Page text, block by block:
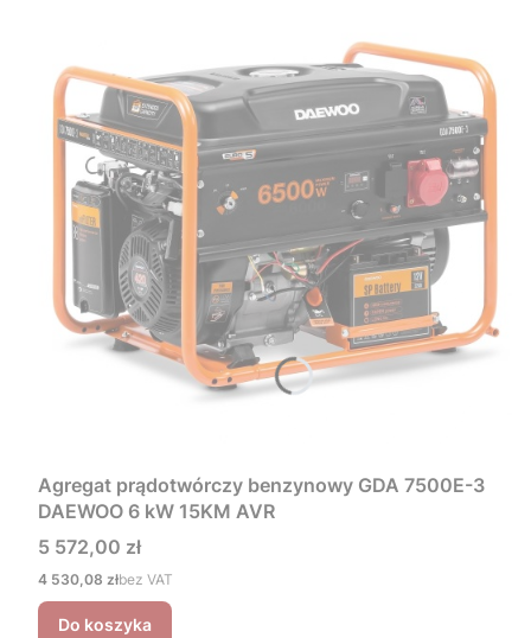
Agregat prądotwórczy benzynowy GDA 7500E-3
DAEWOO 6 kW 15KM AVR
Cena
5 572,00 zł
Cena
4 530,08 złbez VAT
Do koszyka